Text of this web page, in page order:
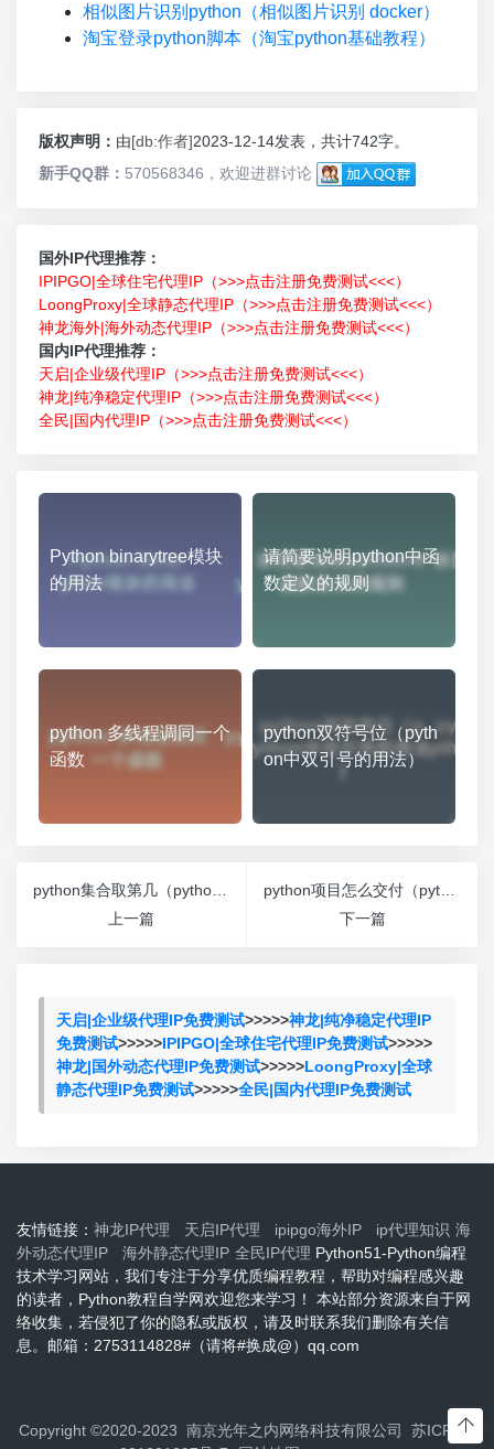
相似图片识别python（相似图片识别 docker）
淘宝登录python脚本（淘宝python基础教程）
版权声明： 由[db:作者]2023-12-14发表，共计742字。
新手QQ群： 570568346，欢迎进群讨论
国外IP代理推荐：
IPIPGO|全球住宅代理IP（>>>点击注册免费测试<<<）
LoongProxy|全球静态代理IP（>>>点击注册免费测试<<<）
神龙海外|海外动态代理IP（>>>点击注册免费测试<<<）
国内IP代理推荐：
天启|企业级代理IP（>>>点击注册免费测试<<<）
神龙|纯净稳定代理IP（>>>点击注册免费测试<<<）
全民|国内代理IP（>>>点击注册免费测试<<<）
Python binarytree模块
的用法
请简要说明python中函
数定义的规则
python 多线程调同一个
函数
python双符号位（pyth
on中双引号的用法）
上一篇
下一篇
天启|企业级代理IP免费测试>>>>>神龙|纯净稳定代理IP
免费测试>>>>>IPIPGO|全球住宅代理IP免费测试>>>>>
神龙|国外动态代理IP免费测试>>>>>LoongProxy|全球
静态代理IP免费测试>>>>>全民|国内代理IP免费测试
友情链接： 神龙IP代理 天启IP代理 ipipgo海外IP ip代理知识 海
外动态代理IP
海外静态代理IP 全民IP代理 Python51-Python编程
技术学习网站，我们专注于分享优质编程教程，帮助对编程感兴趣
的读者，Python教程自学网欢迎您来学习！ 本站部分资源来自于网
络收集，若侵犯了你的隐私或版权，请及时联系我们删除有关信
息。邮箱：2753114828#（请将#换成@）qq.com
Copyright ©2020-2023 南京光年之内网络科技有限公司 苏ICP备2